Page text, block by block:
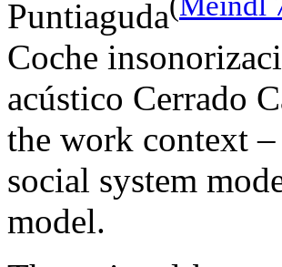
Puntiaguda
Coche
acústico Cerrado
the work context
social system
model.